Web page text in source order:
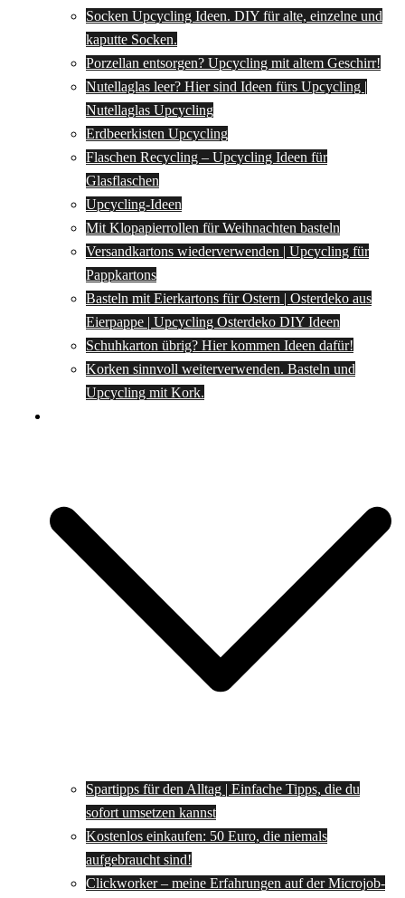
Socken Upcycling Ideen. DIY für alte, einzelne und
kaputte Socken.
Porzellan entsorgen? Upcycling mit altem Geschirr!
Nutellaglas leer? Hier sind Ideen fürs Upcycling |
Nutellaglas Upcycling
Erdbeerkisten Upcycling
Flaschen Recycling – Upcycling Ideen für
Glasflaschen
Upcycling-Ideen
Mit Klopapierrollen für Weihnachten basteln
Versandkartons wiederverwenden | Upcycling für
Pappkartons
Basteln mit Eierkartons für Ostern | Osterdeko aus
Eierpappe | Upcycling Osterdeko DIY Ideen
Schuhkarton übrig? Hier kommen Ideen dafür!
Korken sinnvoll weiterverwenden. Basteln und
Upcycling mit Kork.
Spartipps für den Alltag | Einfache Tipps, die du
sofort umsetzen kannst
Kostenlos einkaufen: 50 Euro, die niemals
aufgebraucht sind!
Clickworker – meine Erfahrungen auf der Microjob-